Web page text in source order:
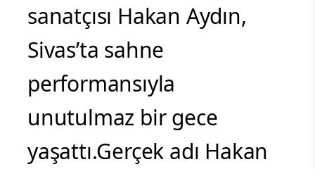
sanatçısı Hakan Aydın,
Sivas’ta sahne
performansıyla
unutulmaz bir gece
yaşattı.Gerçek adı Hakan